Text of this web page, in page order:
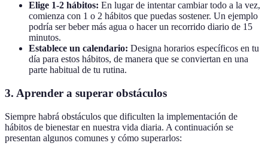
Elige 1-2 hábitos: En lugar de intentar cambiar todo a la vez,
comienza con 1 o 2 hábitos que puedas sostener. Un ejemplo
podría ser beber más agua o hacer un recorrido diario de 15
minutos.
Establece un calendario: Designa horarios específicos en tu
día para estos hábitos, de manera que se conviertan en una
parte habitual de tu rutina.
3. Aprender a superar obstáculos
Siempre habrá obstáculos que dificulten la implementación de
hábitos de bienestar en nuestra vida diaria. A continuación se
presentan algunos comunes y cómo superarlos: